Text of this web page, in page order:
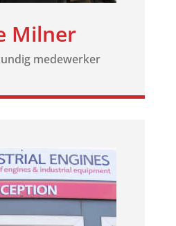
Milner
medewerker